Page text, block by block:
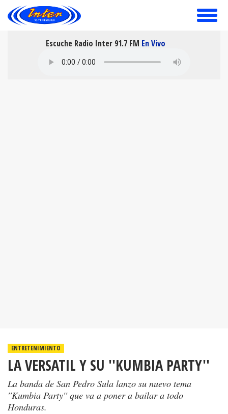
toggle
Escuche Radio Inter 91.7 FM En Vivo
ENTRETENIMIENTO
LA VERSATIL Y SU ''KUMBIA PARTY''
La banda de San Pedro Sula lanzo su nuevo tema
''Kumbia Party'' que va a poner a bailar a todo
Honduras.